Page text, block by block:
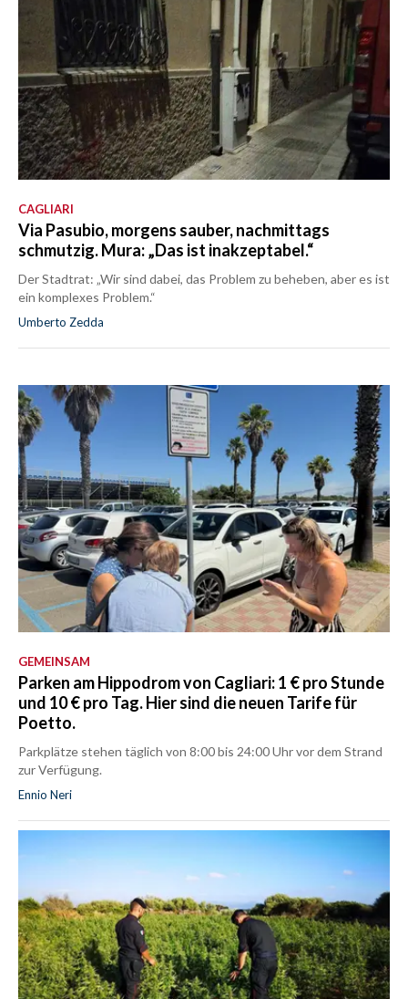
CAGLIARI
Via Pasubio, morgens sauber, nachmittags
schmutzig. Mura: „Das ist inakzeptabel.“
Der Stadtrat: „Wir sind dabei, das Problem zu beheben, aber es ist
ein komplexes Problem.“
Umberto Zedda
GEMEINSAM
Parken am Hippodrom von Cagliari: 1 € pro Stunde
und 10 € pro Tag. Hier sind die neuen Tarife für
Poetto.
Parkplätze stehen täglich von 8:00 bis 24:00 Uhr vor dem Strand
zur Verfügung.
Ennio Neri